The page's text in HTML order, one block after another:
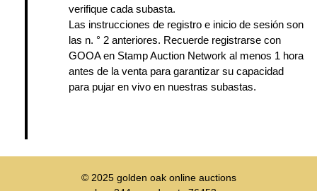
verifique cada subasta.
Las instrucciones de registro e inicio de sesión son
las n. ° 2 anteriores. Recuerde registrarse con
GOOA en Stamp Auction Network al menos 1 hora
antes de la venta para garantizar su capacidad
para pujar en vivo en nuestras subastas.
© 2025 golden oak online auctions